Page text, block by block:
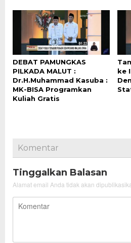
DEBAT PAMUNGKAS
PILKADA MALUT :
Dr.H.Muhammad Kasuba :
MK-BISA Programkan
Kuliah Gratis
ke
Komentar
Tinggalkan Balasan
Alamat email Anda tidak akan